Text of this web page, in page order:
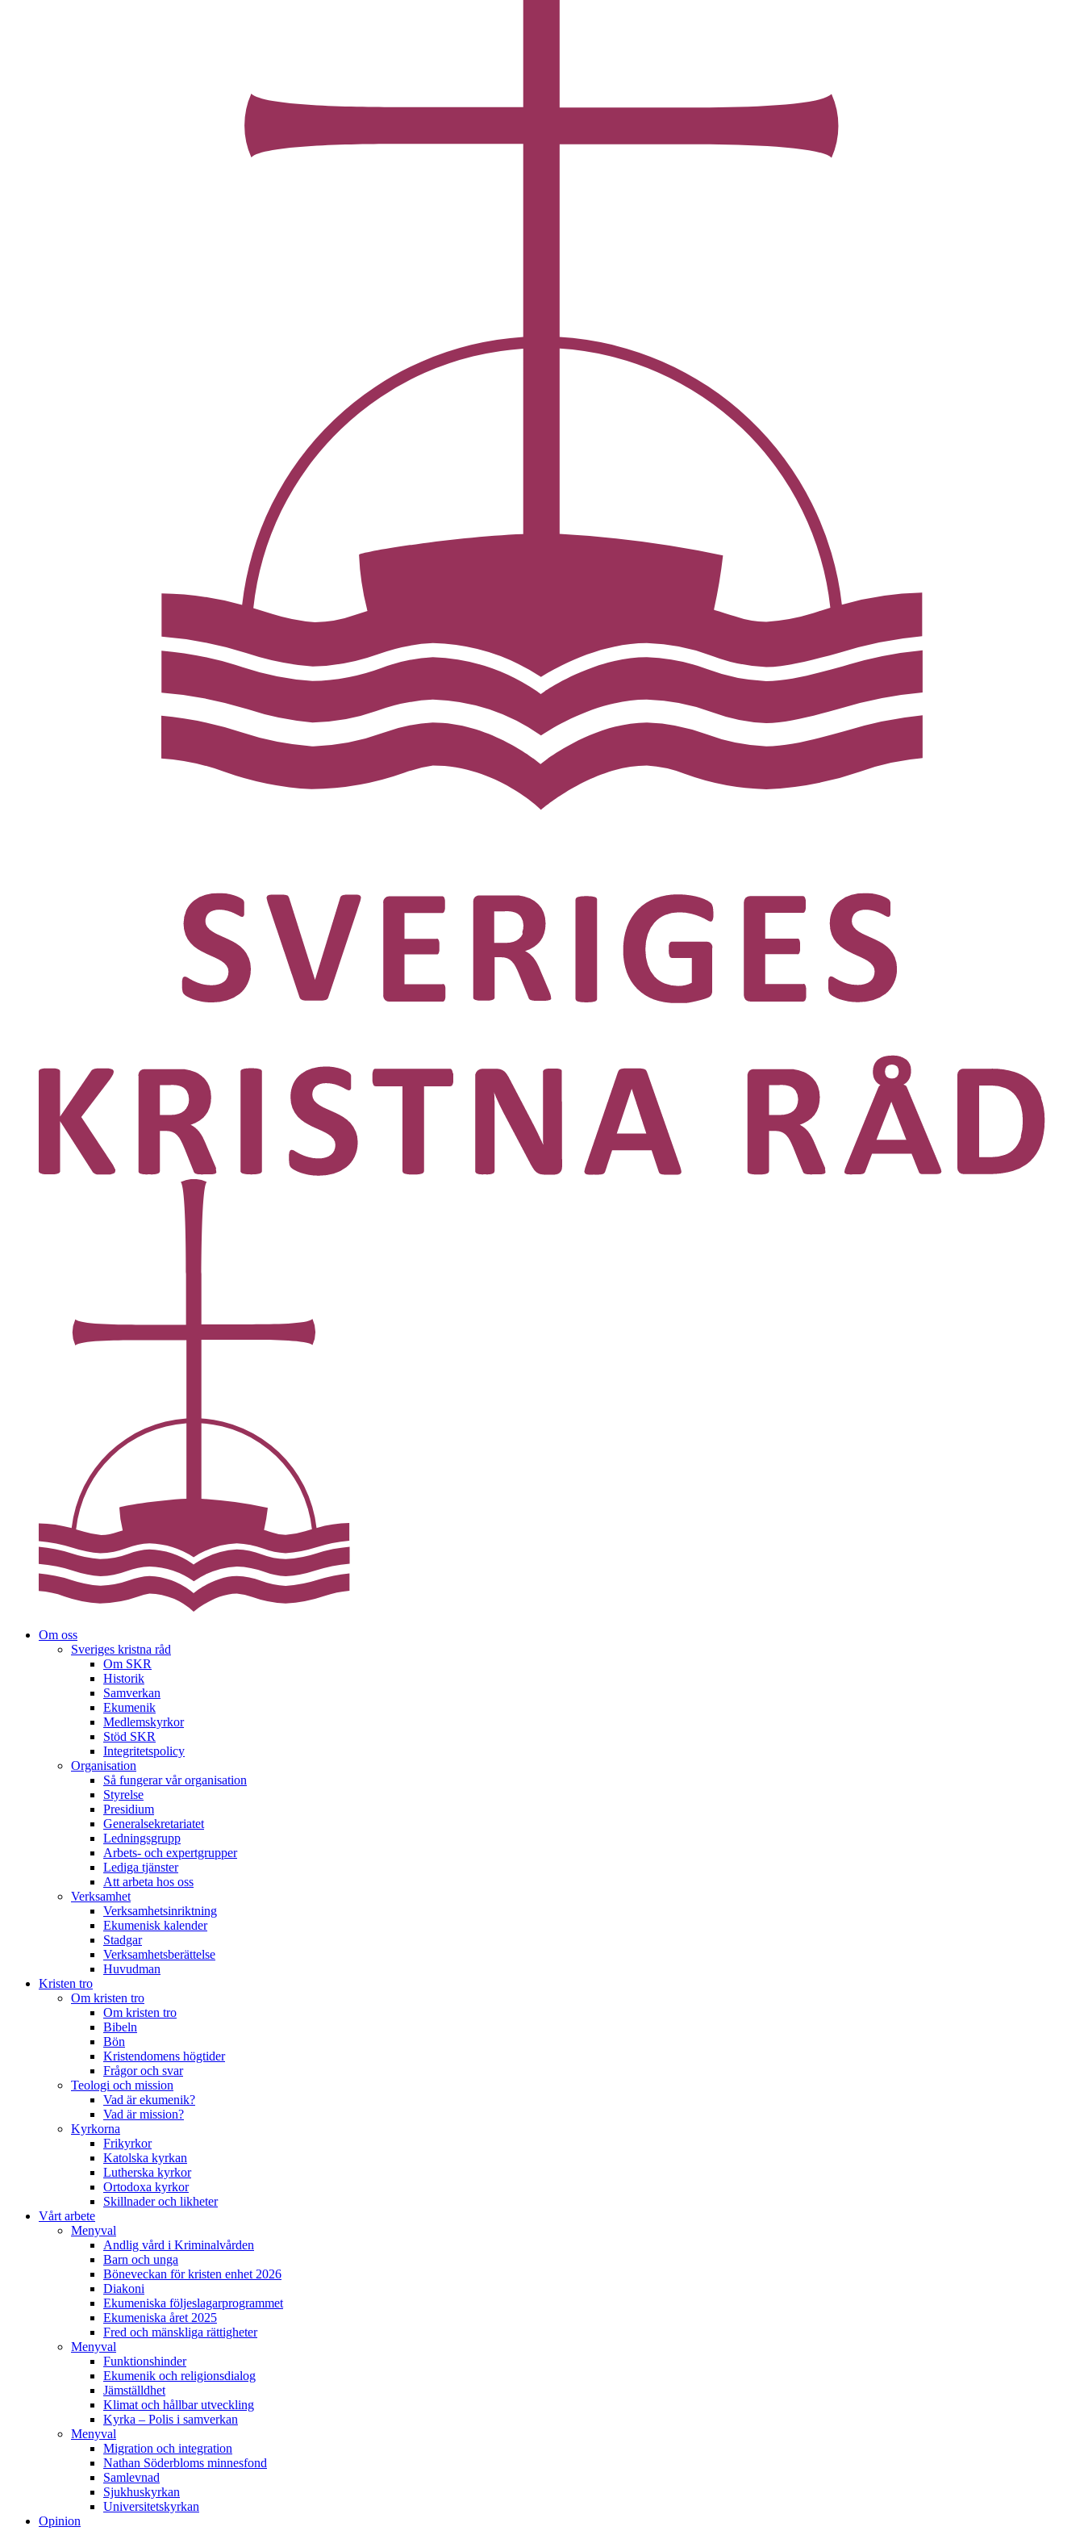
Om oss
Sveriges kristna råd
Om SKR
Historik
Samverkan
Ekumenik
Medlemskyrkor
Stöd SKR
Integritetspolicy
Organisation
Så fungerar vår organisation
Styrelse
Presidium
Generalsekretariatet
Ledningsgrupp
Arbets- och expertgrupper
Lediga tjänster
Att arbeta hos oss
Verksamhet
Verksamhetsinriktning
Ekumenisk kalender
Stadgar
Verksamhetsberättelse
Huvudman
Kristen tro
Om kristen tro
Om kristen tro
Bibeln
Bön
Kristendomens högtider
Frågor och svar
Teologi och mission
Vad är ekumenik?
Vad är mission?
Kyrkorna
Frikyrkor
Katolska kyrkan
Lutherska kyrkor
Ortodoxa kyrkor
Skillnader och likheter
Vårt arbete
Menyval
Andlig vård i Kriminalvården
Barn och unga
Böneveckan för kristen enhet 2026
Diakoni
Ekumeniska följeslagarprogrammet
Ekumeniska året 2025
Fred och mänskliga rättigheter
Menyval
Funktionshinder
Ekumenik och religionsdialog
Jämställdhet
Klimat och hållbar utveckling
Kyrka – Polis i samverkan
Menyval
Migration och integration
Nathan Söderbloms minnesfond
Samlevnad
Sjukhuskyrkan
Universitetskyrkan
Opinion